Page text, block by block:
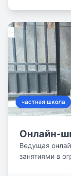
частная школа
Онлайн-
Ведущая
занятиями в